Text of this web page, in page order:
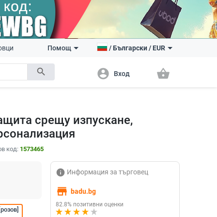
search
Помощ /Български/ EUR
account_circle Вход shopping_basket
срещу изпускане,
код: 1573465
info Информация за търговец
store badu.bg
82.8% позитивни оценки